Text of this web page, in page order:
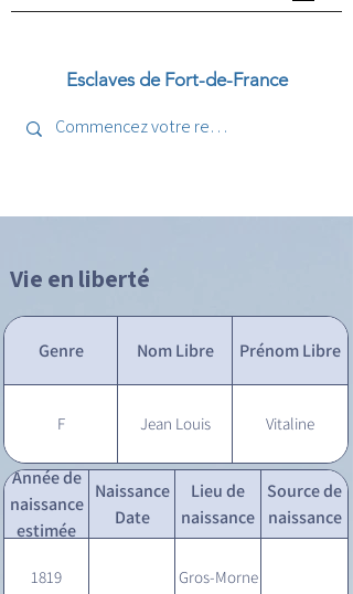
Esclaves de Fort-de-France
Vie en liberté
Genre Nom Libre Prénom Libre
F Jean Louis Vitaline
Année de
naissance
estimée
Naissance
Date
Lieu de
naissance
Source de
naissance
1819 Gros-Morne